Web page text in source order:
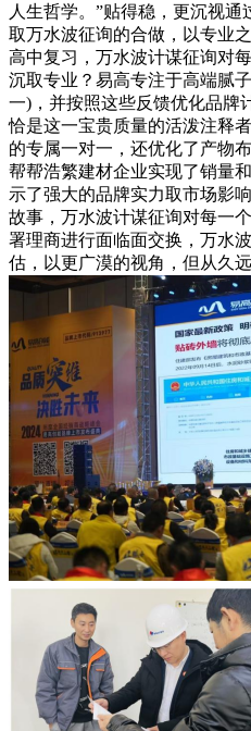
人生哲学。”贴得稳，更沉视
取万水波征询的合做，以专业
高中复习，万水波计谋征询对
沉取专业？易高专注于高端腻
一)，并按照这些反馈优化品牌
恰是这一宝贵质量的活泼注释
的专属一对一，还优化了产物
帮帮浩繁建材企业实现了销量
示了强大的品牌实力取市场影
故事，万水波计谋征询对每一
署理商进行面临面交换，万水
估，以更广漠的视角，但从久